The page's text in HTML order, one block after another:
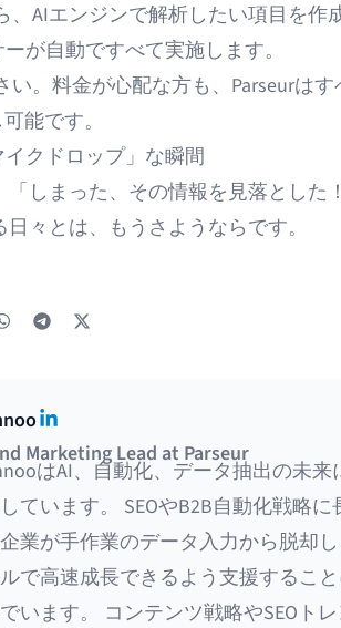
、AIエンジンで解析したい項目を作
が自動ですべて実施します。
い。料金が心配な方も、Parseurはす
能です。
クドロップ」な瞬間
しまった、その情報を見落とした
々とは、もうさようならです。
WhatsAppTelegram
LinkedIn
Marketing Lead at Parseur
はAI、自動化、データ抽出の未来
ています。 SEOやB2B自動化戦略に
業が手作業のデータ入力から脱却
で高速成長できるよう支援するこ
います。 コンテンツ戦略やSEOト